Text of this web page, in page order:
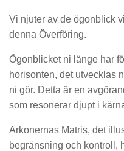
Vi njuter av de ögonblick
denna Överföring.
Ögonblicket ni länge har
horisonten, det utvecklas
ni gör. Detta är en
som resonerar djupt i
Arkonernas Matris, det
begränsning och kontroll,